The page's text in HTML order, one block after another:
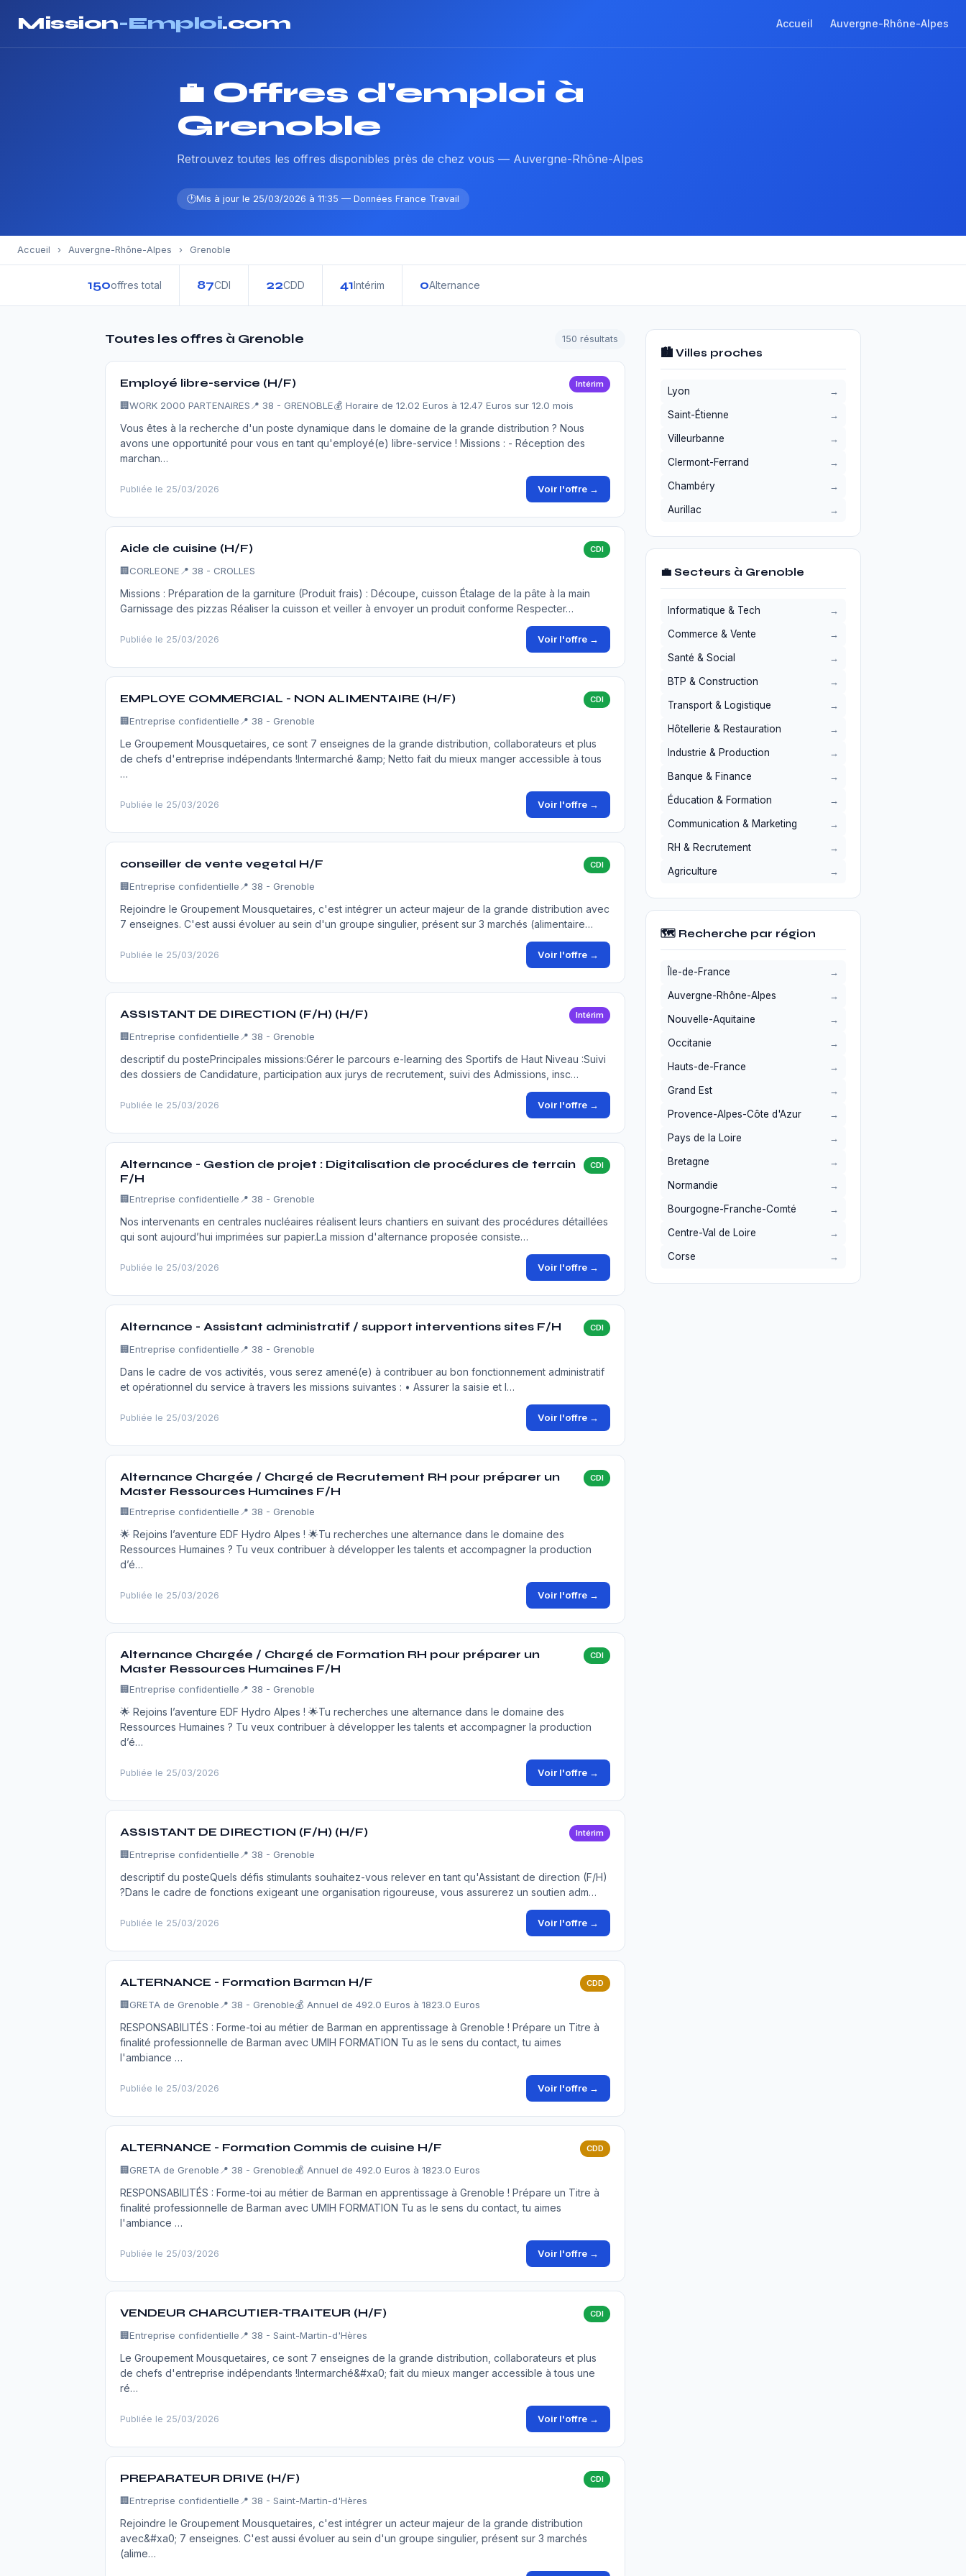
Mission-Emploi.com Accueil Auvergne-Rhône-Alpes
💼 Offres d'emploi à
Grenoble
Retrouvez toutes les offres disponibles près de chez vous — Auvergne-Rhône-Alpes
Mis à jour le 25/03/2026 à 11:35 — Données France Travail
Accueil › Auvergne-Rhône-Alpes › Grenoble
150offres total 87CDI 22CDD 41Intérim 0Alternance
Toutes les offres à Grenoble 150 résultats
Employé libre-service (H/F) Intérim
🏢WORK 2000 PARTENAIRES 📍 38 - GRENOBLE💰 Horaire de 12.02 Euros à 12.47 Euros sur 12.0 mois
Vous êtes à la recherche d'un poste dynamique dans le domaine de la grande distribution ? Nous
avons une opportunité pour vous en tant qu'employé(e) libre-service ! Missions : - Réception des
marchan…
Publiée le 25/03/2026 Voir l'offre →
Aide de cuisine (H/F) CDI
🏢CORLEONE 📍 38 - CROLLES
Missions : Préparation de la garniture (Produit frais) : Découpe, cuisson Étalage de la pâte à la main
Garnissage des pizzas Réaliser la cuisson et veiller à envoyer un produit conforme Respecter…
Publiée le 25/03/2026 Voir l'offre →
EMPLOYE COMMERCIAL - NON ALIMENTAIRE (H/F) CDI
🏢Entreprise confidentielle 📍 38 - Grenoble
Le Groupement Mousquetaires, ce sont 7 enseignes de la grande distribution, collaborateurs et plus
de chefs d'entreprise indépendants !Intermarché &amp; Netto fait du mieux manger accessible à tous
…
Publiée le 25/03/2026 Voir l'offre →
conseiller de vente vegetal H/F CDI
🏢Entreprise confidentielle 📍 38 - Grenoble
Rejoindre le Groupement Mousquetaires, c'est intégrer un acteur majeur de la grande distribution avec
7 enseignes. C'est aussi évoluer au sein d'un groupe singulier, présent sur 3 marchés (alimentaire…
Publiée le 25/03/2026 Voir l'offre →
ASSISTANT DE DIRECTION (F/H) (H/F) Intérim
🏢Entreprise confidentielle 📍 38 - Grenoble
descriptif du postePrincipales missions:Gérer le parcours e-learning des Sportifs de Haut Niveau :Suivi
des dossiers de Candidature, participation aux jurys de recrutement, suivi des Admissions, insc…
Publiée le 25/03/2026 Voir l'offre →
Alternance - Gestion de projet : Digitalisation de procédures de terrain
F/H
CDI
🏢Entreprise confidentielle 📍 38 - Grenoble
Nos intervenants en centrales nucléaires réalisent leurs chantiers en suivant des procédures détaillées
qui sont aujourd’hui imprimées sur papier.La mission d'alternance proposée consiste…
Publiée le 25/03/2026 Voir l'offre →
Alternance - Assistant administratif / support interventions sites F/H CDI
🏢Entreprise confidentielle 📍 38 - Grenoble
Dans le cadre de vos activités, vous serez amené(e) à contribuer au bon fonctionnement administratif
et opérationnel du service à travers les missions suivantes : • Assurer la saisie et l…
Publiée le 25/03/2026 Voir l'offre →
Alternance Chargée / Chargé de Recrutement RH pour préparer un
Master Ressources Humaines F/H
CDI
🏢Entreprise confidentielle 📍 38 - Grenoble
🌟 Rejoins l’aventure EDF Hydro Alpes ! 🌟Tu recherches une alternance dans le domaine des
Ressources Humaines ? Tu veux contribuer à développer les talents et accompagner la production
d’é…
Publiée le 25/03/2026 Voir l'offre →
Alternance Chargée / Chargé de Formation RH pour préparer un
Master Ressources Humaines F/H
CDI
🏢Entreprise confidentielle 📍 38 - Grenoble
🌟 Rejoins l’aventure EDF Hydro Alpes ! 🌟Tu recherches une alternance dans le domaine des
Ressources Humaines ? Tu veux contribuer à développer les talents et accompagner la production
d’é…
Publiée le 25/03/2026 Voir l'offre →
ASSISTANT DE DIRECTION (F/H) (H/F) Intérim
🏢Entreprise confidentielle 📍 38 - Grenoble
descriptif du posteQuels défis stimulants souhaitez-vous relever en tant qu'Assistant de direction (F/H)
?Dans le cadre de fonctions exigeant une organisation rigoureuse, vous assurerez un soutien adm…
Publiée le 25/03/2026 Voir l'offre →
ALTERNANCE - Formation Barman H/F CDD
🏢GRETA de Grenoble 📍 38 - Grenoble💰 Annuel de 492.0 Euros à 1823.0 Euros
RESPONSABILITÉS : Forme-toi au métier de Barman en apprentissage à Grenoble ! Prépare un Titre à
finalité professionnelle de Barman avec UMIH FORMATION Tu as le sens du contact, tu aimes
l'ambiance …
Publiée le 25/03/2026 Voir l'offre →
ALTERNANCE - Formation Commis de cuisine H/F CDD
🏢GRETA de Grenoble 📍 38 - Grenoble💰 Annuel de 492.0 Euros à 1823.0 Euros
RESPONSABILITÉS : Forme-toi au métier de Barman en apprentissage à Grenoble ! Prépare un Titre à
finalité professionnelle de Barman avec UMIH FORMATION Tu as le sens du contact, tu aimes
l'ambiance …
Publiée le 25/03/2026 Voir l'offre →
VENDEUR CHARCUTIER-TRAITEUR (H/F) CDI
🏢Entreprise confidentielle 📍 38 - Saint-Martin-d'Hères
Le Groupement Mousquetaires, ce sont 7 enseignes de la grande distribution, collaborateurs et plus
de chefs d'entreprise indépendants !Intermarché&#xa0; fait du mieux manger accessible à tous une
ré…
Publiée le 25/03/2026 Voir l'offre →
PREPARATEUR DRIVE (H/F) CDI
🏢Entreprise confidentielle 📍 38 - Saint-Martin-d'Hères
Rejoindre le Groupement Mousquetaires, c'est intégrer un acteur majeur de la grande distribution
avec&#xa0; 7 enseignes. C'est aussi évoluer au sein d'un groupe singulier, présent sur 3 marchés
(alime…
🏙️ Villes proches
Lyon
Saint-Étienne
Villeurbanne
Clermont-Ferrand
Chambéry
Aurillac
💼 Secteurs à Grenoble
Informatique & Tech
Commerce & Vente
Santé & Social
BTP & Construction
Transport & Logistique
Hôtellerie & Restauration
Industrie & Production
Banque & Finance
Éducation & Formation
Communication & Marketing
RH & Recrutement
Agriculture
🗺️ Recherche par région
Île-de-France
Auvergne-Rhône-Alpes
Nouvelle-Aquitaine
Occitanie
Hauts-de-France
Grand Est
Provence-Alpes-Côte d'Azur
Pays de la Loire
Bretagne
Normandie
Bourgogne-Franche-Comté
Centre-Val de Loire
Corse